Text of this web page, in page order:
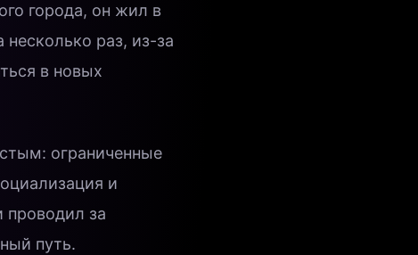
города, он жил в
раз, из-за
в новых
ограниченные
и
проводил за
путь.